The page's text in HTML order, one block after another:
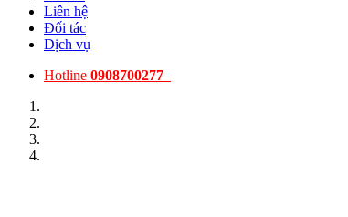
Liên hệ
Đối tác
Dịch vụ
Hotline 0908700277